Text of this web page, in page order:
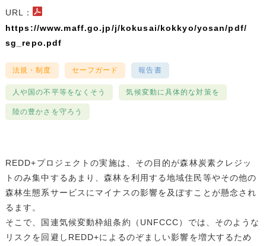
URL：
https://www.maff.go.jp/j/kokusai/kokkyo/yosan/pdf/
sg_repo.pdf
法規・制度 セーフガード 報告書
人や国の不平等をなくそう 気候変動に具体的な対策を
陸の豊かさを守ろう
REDD+プロジェクトの実施は、その目的が森林炭素クレジッ
トのみ集中するあまり、森林を利用する地域住民等やその他の
森林生態系サービスにマイナスの影響を及ぼすことが懸念され
るます。
そこで、国連気候変動枠組条約（UNFCCC）では、そのような
リスクを回避しREDD+によるのぞましい影響を増大するため